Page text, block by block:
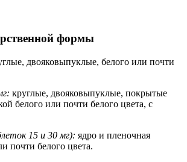
формы
двояковыпуклые, белого или почти
круглые, двояковыпуклые, покрытые
белого или почти белого цвета, с
15 и 30 мг): ядро и пленочная
почти белого цвета.